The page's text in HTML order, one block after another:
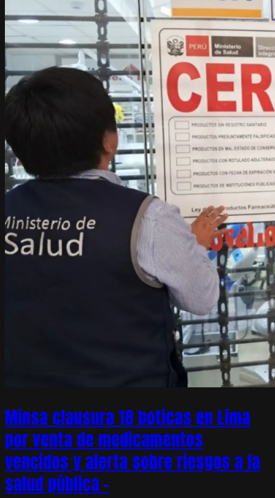
Minsa clausura 18 boticas en Lima
por venta de medicamentos
vencidos y alerta sobre riesgos a la
salud pública –